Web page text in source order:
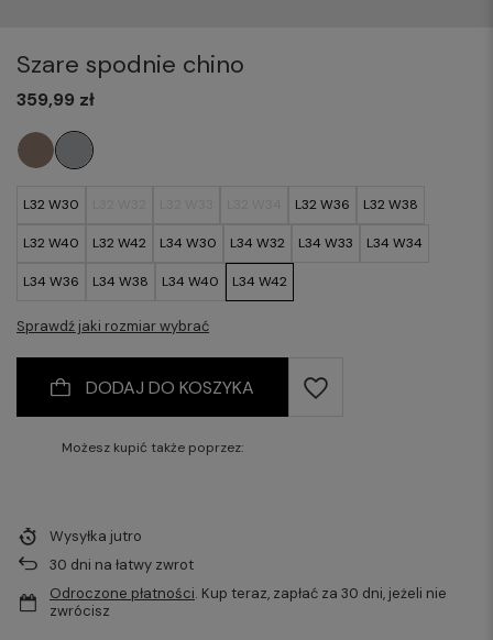
Szare spodnie chino
L32 W30 L32 W36 L32 W38
L32 W40 L32 W42 L34 W30 L34 W32 L34 W33 L34 W34
L34 W36 L34 W38 L34 W40 L34 W42
Sprawdź jaki rozmiar wybrać
359,99 zł
DODAJ DO KOSZYKA
Możesz kupić także poprzez:
Wysyłka jutro
30 dni na łatwy zwrot
Odroczone płatności. Kup teraz, zapłać za 30 dni, jeżeli nie
zwrócisz